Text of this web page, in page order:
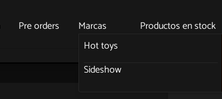
Pre orders
Marcas
Hot toys
Sideshow
Productos en stock